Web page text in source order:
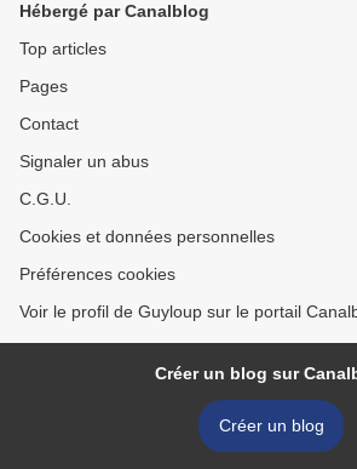
Hébergé par Canalblog
Top articles
Pages
Contact
Signaler un abus
C.G.U.
Cookies et données personnelles
Préférences cookies
Voir le profil de Guyloup sur le portail
Créer un blog sur
Créer un blog